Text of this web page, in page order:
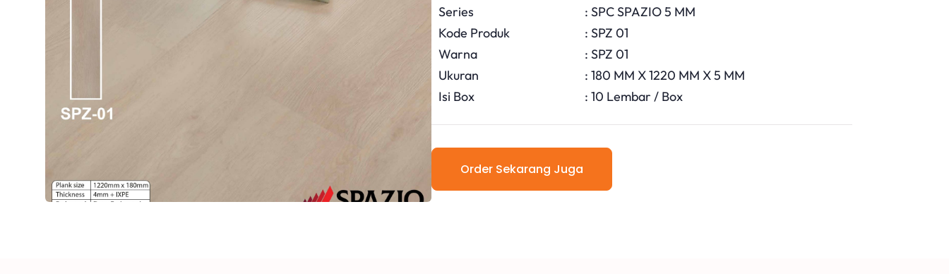
Series
: SPC SPAZIO 5 MM
Kode Produk
: SPZ 01
Warna
: SPZ 01
Ukuran
: 180 MM X 1220 MM X 5 MM
Isi Box
: 10 Lembar / Box
Order Sekarang Juga